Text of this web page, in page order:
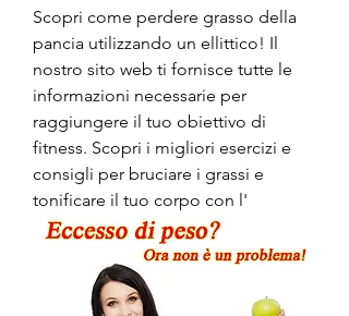
Scopri come perdere grasso della
pancia utilizzando un ellittico! Il
nostro sito web ti fornisce tutte le
informazioni necessarie per
raggiungere il tuo obiettivo di
fitness. Scopri i migliori esercizi e
consigli per bruciare i grassi e
tonificare il tuo corpo con l'